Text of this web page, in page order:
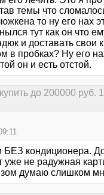
темы что
то ну его нах
тут как он что
и доставать свои
в пробках? Ну его
он и есть отстой.
до 200000 руб.
БЕЗ кондиционера.
уже не радужная
думаю слишком